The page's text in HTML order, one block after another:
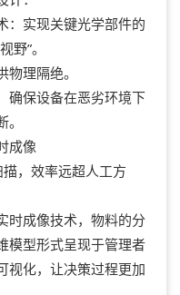
实现关键光学部件的
野”。
理隔绝。
保设备在恶劣环境下
成像
，效率远超人工方
成像技术，物料的分
模型形式呈现于管理者
视化，让决策过程更加